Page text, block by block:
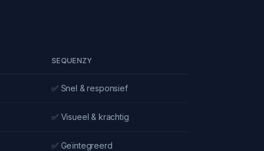
SEQUENZY
✅ Snel & responsief
✅ Visueel & krachtig
✅ Geïntegreerd